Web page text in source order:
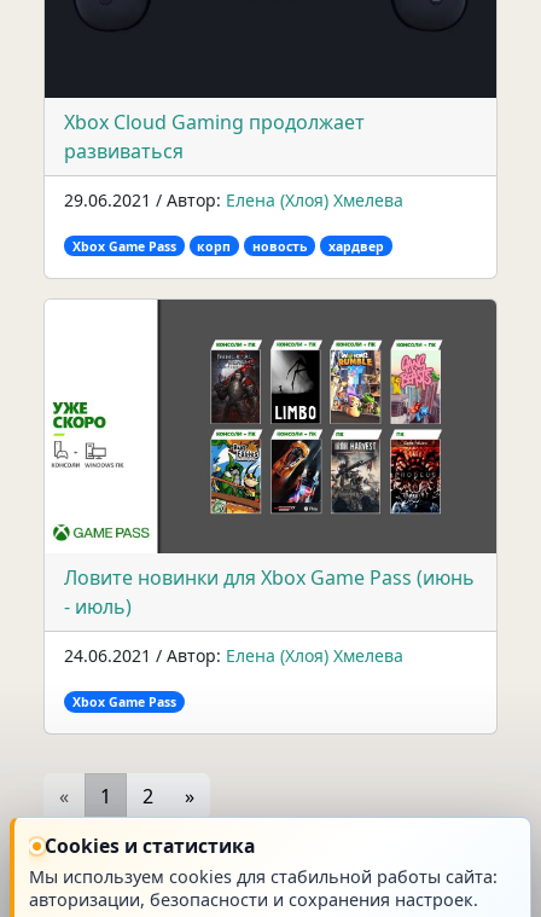
Xbox Cloud Gaming продолжает
развиваться
29.06.2021 / Автор: Елена (Хлоя) Хмелева
Xbox Game Pass корп новость хардвер
Ловите новинки для Xbox Game Pass (июнь
- июль)
24.06.2021 / Автор: Елена (Хлоя) Хмелева
Xbox Game Pass
« 1 2 »
На странице:
Cookies и статистика
Мы используем cookies для стабильной работы сайта:
авторизации, безопасности и сохранения настроек.